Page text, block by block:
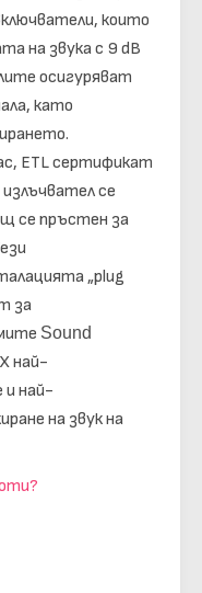
които
на звука с 9 dB
осигуряват
като
ETL сертификат
се
се пръстен за
„plug
за
Sound
най-
и най-
на звук на